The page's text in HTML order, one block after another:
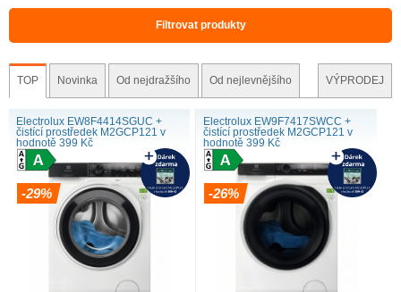
Filtrovat produkty
TOP Novinka Od nejdražšího Od nejlevnějšího VÝPRODEJ
Electrolux EW8F4414SGUC +
čistící prostředek M2GCP121 v
hodnotě 399 Kč
-29%
Electrolux EW9F7417SWCC +
čistící prostředek M2GCP121 v
hodnotě 399 Kč
-26%